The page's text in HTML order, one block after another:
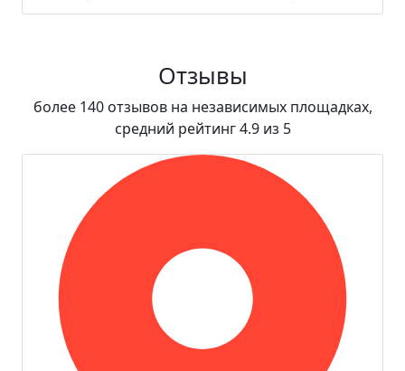
Отзывы
более 140 отзывов на независимых площадках,
средний рейтинг 4.9 из 5